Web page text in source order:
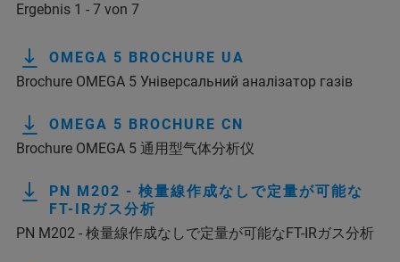
Ergebnis 1 - 7 von 7
OMEGA 5 BROCHURE UA
Brochure OMEGA 5 Універсальний аналізатор газів
OMEGA 5 BROCHURE CN
Brochure OMEGA 5 通用型气体分析仪
PN M202 - 検量線作成なしで定量が可能な
FT-IRガス分析
PN M202 - 検量線作成なしで定量が可能なFT-IRガス分析